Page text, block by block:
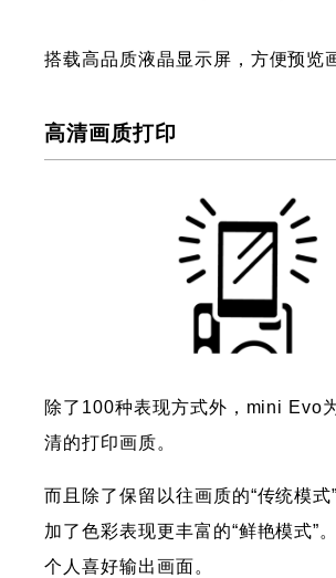
搭载高品质液晶显示屏，方便预览
高清画质打印
除了100种表现方式外，mini Evo
清的打印画质。
而且除了保留以往画质的“传统模式
加了色彩表现更丰富的“鲜艳模式”
个人喜好输出画面。